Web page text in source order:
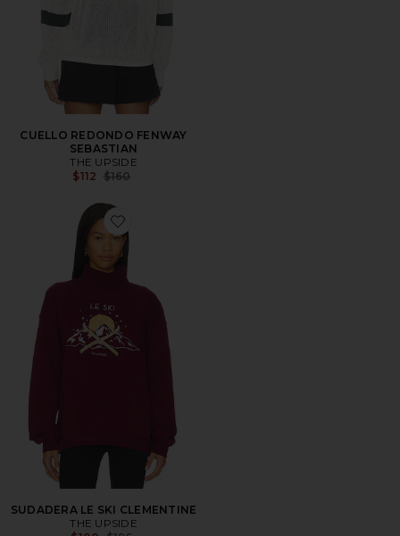
CUELLO REDONDO FENWAY
SEBASTIAN
THE UPSIDE
$112 Previous price:
$160
Favorite SUDADERA LE SKI CLEMENTINE
SUDADERA LE SKI CLEMENTINE
THE UPSIDE